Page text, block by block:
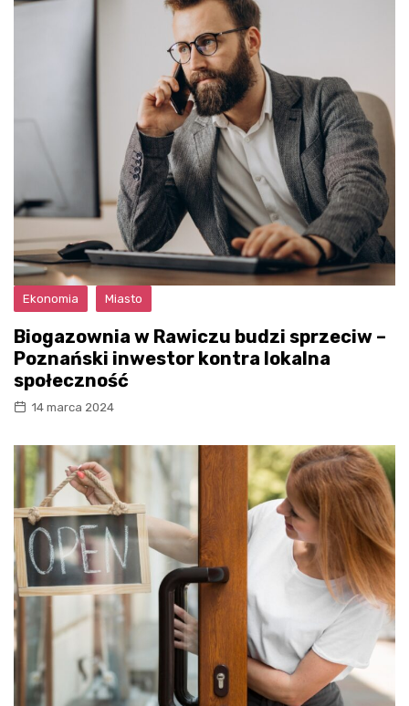
Ekonomia Miasto
Biogazownia w Rawiczu budzi sprzeciw –
Poznański inwestor kontra lokalna
społeczność
14 marca 2024